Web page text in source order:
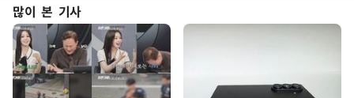
많이 본 기사